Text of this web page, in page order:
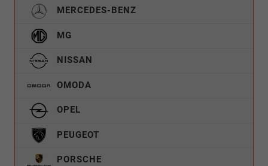
MERCEDES-BENZ
MG
NISSAN
OMODA
OPEL
PEUGEOT
PORSCHE